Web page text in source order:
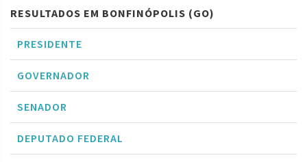
RESULTADOS EM BONFINÓPOLIS (GO)
PRESIDENTE
GOVERNADOR
SENADOR
DEPUTADO FEDERAL